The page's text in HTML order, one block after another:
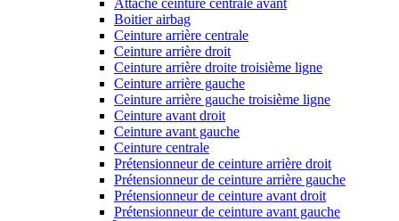
Attache ceinture centrale avant
Boitier airbag
Ceinture arrière centrale
Ceinture arrière droit
Ceinture arrière droite troisième ligne
Ceinture arrière gauche
Ceinture arrière gauche troisième ligne
Ceinture avant droit
Ceinture avant gauche
Ceinture centrale
Prétensionneur de ceinture arrière droit
Prétensionneur de ceinture arrière gauche
Prétensionneur de ceinture avant droit
Prétensionneur de ceinture avant gauche